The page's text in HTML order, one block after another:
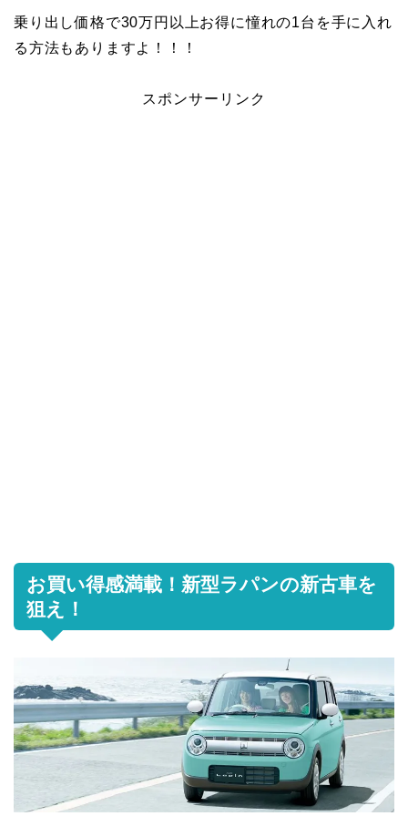
乗り出し価格で30万円以上お得に憧れの1台を手に入れ
る方法もありますよ！！！
スポンサーリンク
お買い得感満載！新型ラパンの新古車を
狙え！